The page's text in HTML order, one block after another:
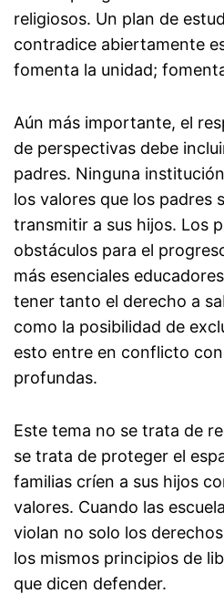
religiosos. Un plan de
contradice abiertamente
fomenta la unidad;
Aún más importante, el
de perspectivas debe
padres. Ninguna
los valores que los padres
transmitir a sus hijos. Los
obstáculos para el
más esenciales
tener tanto el derecho a
como la posibilidad de
esto entre en conflicto
profundas.
Este tema no se trata de
se trata de proteger el
familias críen a sus hijos
valores. Cuando las
violan no solo los
los mismos principios de
que dicen defender.